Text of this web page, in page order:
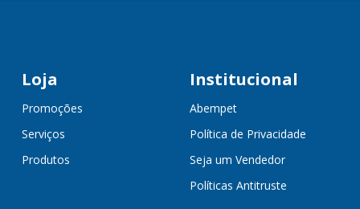
Loja
Promoções
Serviços
Produtos
Institucional
Abempet
Política de Privacidade
Seja um Vendedor
Políticas Antitruste